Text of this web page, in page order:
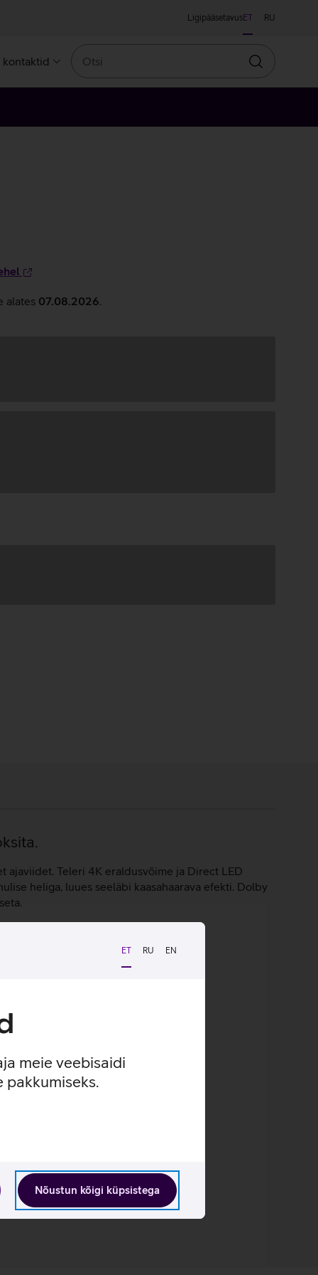
ET RU EN
meie veebisaidi
pakkumiseks.
Nõustun kõigi küpsistega
LigipääsetavusET RU
kontaktid
Otsin
alates 07.08.2026
ajaviidet. Teleri 4K eraldusvõime ja Direct LED
heliga, luues seeläbi kaasahaarava efekti. Dolby
ilma digiboksita.